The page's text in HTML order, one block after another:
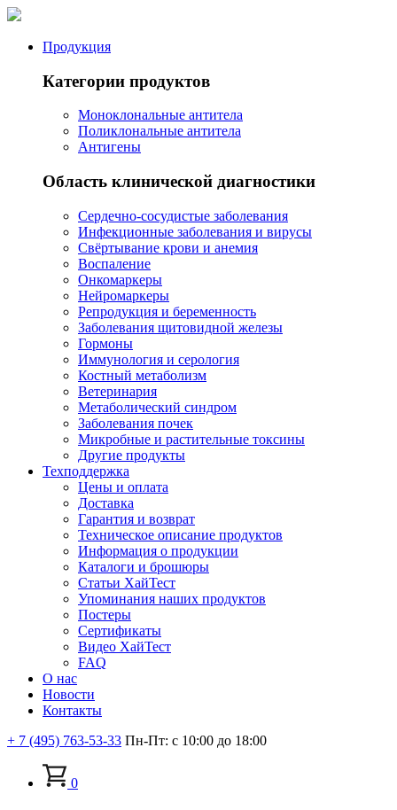
Продукция
Категории продуктов
Моноклональные антитела
Поликлональные антитела
Антигены
Область клинической диагностики
Сердечно-сосудистые заболевания
Инфекционные заболевания и вирусы
Свёртывание крови и анемия
Воспаление
Онкомаркеры
Нейромаркеры
Репродукция и беременность
Заболевания щитовидной железы
Гормоны
Иммунология и серология
Костный метаболизм
Ветеринария
Метаболический синдром
Заболевания почек
Микробные и растительные токсины
Другие продукты
Техподдержка
Цены и оплата
Доставка
Гарантия и возврат
Техническое описание продуктов
Информация о продукции
Каталоги и брошюры
Статьи ХайТест
Упоминания наших продуктов
Постеры
Сертификаты
Видео ХайТест
FAQ
О нас
Новости
Контакты
+ 7 (495) 763-53-33 Пн-Пт: с 10:00 до 18:00
0